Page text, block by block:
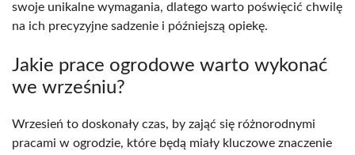
swoje unikalne wymagania, dlatego warto poświęcić chwilę
na ich precyzyjne sadzenie i późniejszą opiekę.
Jakie prace ogrodowe warto wykonać
we wrześniu?
Wrzesień to doskonały czas, by zająć się różnorodnymi
pracami w ogrodzie, które będą miały kluczowe znaczenie